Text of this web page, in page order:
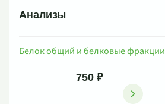
Анализы
Белок общий и белковые фракции
750 ₽